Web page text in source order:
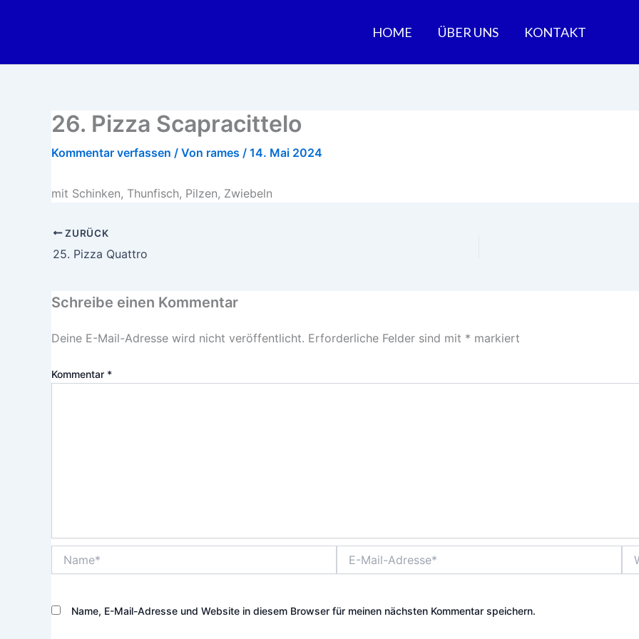
HOME ÜBER UNS KONTAKT
26. Pizza Scapracittelo
Kommentar verfassen / Von rames / 14. Mai 2024
mit Schinken, Thunfisch, Pilzen, Zwiebeln
ZURÜCK
25. Pizza Quattro
Schreibe einen Kommentar
Deine E-Mail-Adresse wird nicht veröffentlicht. Erforderliche Felder sind mit * markiert
Kommentar *
Mail-
Name, E-Mail-Adresse und Website in diesem Browser für meinen nächsten Kommentar speichern.